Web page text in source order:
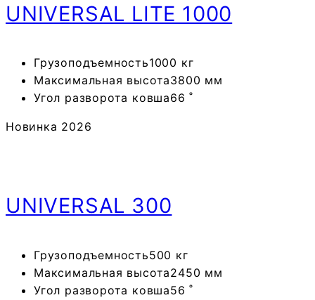
UNIVERSAL LITE 1000
Грузоподъемность1000 кг
Максимальная высота3800 мм
Угол разворота ковша66 ˚
Новинка 2026
UNIVERSAL 300
Грузоподъемность500 кг
Максимальная высота2450 мм
Угол разворота ковша56 ˚